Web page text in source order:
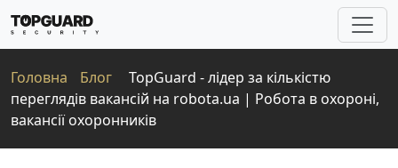
Головна Блог
TopGuard - лідер за кількістю
переглядів вакансій на robota.ua | Робота в охороні,
вакансії охоронників